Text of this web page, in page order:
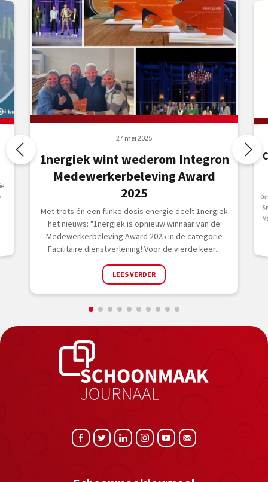
27 mei 2025
1nergiek wint wederom Integron
Medewerkerbeleving Award
2025
Met trots én een flinke dosis energie deelt 1nergiek
het nieuws: "1nergiek is opnieuw winnaar van de
Medewerkerbeleving Award 2025 in de categorie
Facilitaire dienstverlening! Voor de vierde keer...
LEES VERDER